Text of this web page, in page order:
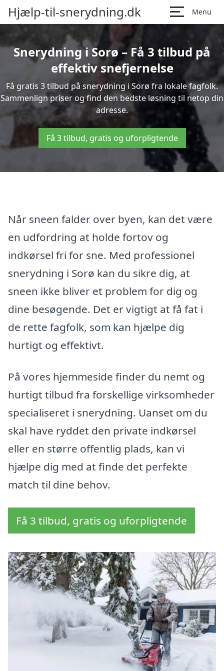
Hjælp-til-snerydning.dk Menu
Snerydning i Sorø – Få 3 tilbud på
effektiv snefjernelse
Få gratis 3 tilbud på snerydning i Sorø fra lokale fagfolk.
Sammenlign priser og find den bedste løsning til netop din
adresse.
Få 3 tilbud, gratis og uforpligtende
Når sneen falder over byen, kan det være
en udfordring at holde fortov og
indkørsel fri for sne. Med professionel
snerydning i Sorø kan du sikre dig, at
sneen ikke bliver et problem for dig og
dine besøgende. Det er vigtigt at få fat i
de rette fagfolk, som kan hjælpe dig
hurtigt og effektivt.
På vores hjemmeside finder du nemt og
hurtigt tilbud fra forskellige virksomheder
specialiseret i snerydning. Uanset om du
skal have ryddet den private indkørsel
eller en større offentlig plads, kan vi
hjælpe dig med at finde det perfekte
match til dine behov.
Få 3 tilbud, gratis og uforpligtende